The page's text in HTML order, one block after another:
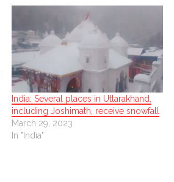
India: Several places in Uttarakhand,
including Joshimath, receive snowfall
March 29, 2023
In "India"